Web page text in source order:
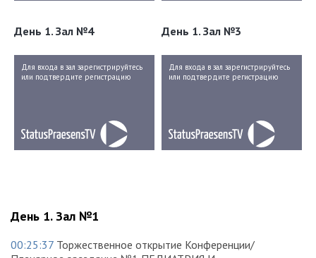
День 1. Зал №4
Для входа в зал зарегистрируйтесь
или подтвердите регистрацию
День 1. Зал №3
Для входа в зал зарегистрируйтесь
или подтвердите регистрацию
День 1. Зал №1
00:25:37 Торжественное открытие Конференции/